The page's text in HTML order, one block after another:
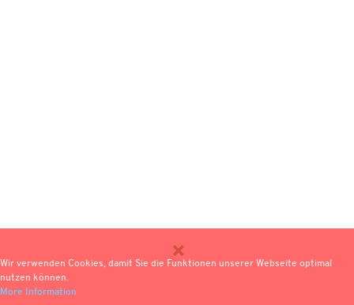
Wir verwenden Cookies, damit Sie die Funktionen unserer Webseite optimal
nutzen können.
More Information